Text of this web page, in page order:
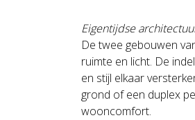
Eigentijdse
De twee gebouwen
ruimte en licht. De
en stijl elkaar
grond of een duplex
wooncomfort.